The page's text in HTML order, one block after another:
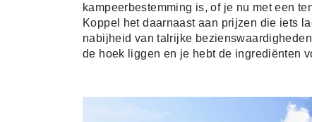
kampeerbestemming is, of je nu met een
Koppel het daarnaast aan prijzen die iets
nabijheid van talrijke
de hoek liggen en je hebt de ingrediënten